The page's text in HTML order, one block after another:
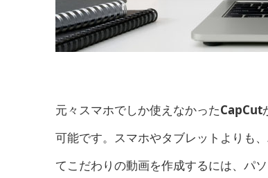
元々スマホでしか使えなかったCapCut
可能です。スマホやタブレットよりも
てこだわりの動画を作成するには、パ